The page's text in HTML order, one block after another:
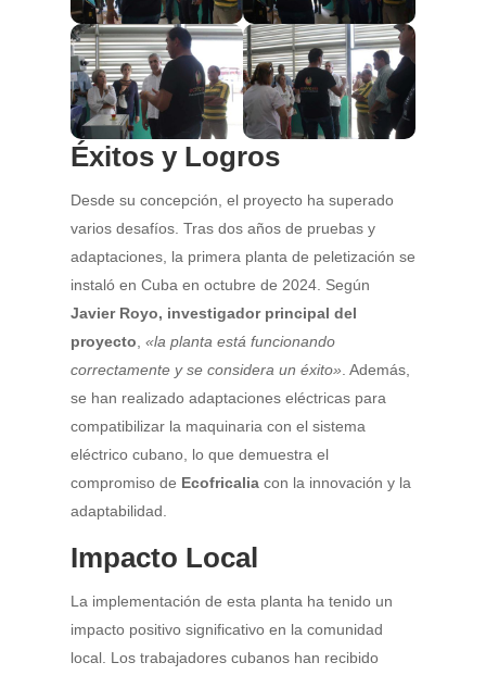
Éxitos y Logros
Desde su concepción, el proyecto ha superado
varios desafíos. Tras dos años de pruebas y
adaptaciones, la primera planta de peletización se
instaló en Cuba en octubre de 2024. Según
Javier Royo, investigador principal del
proyecto, «la planta está funcionando
correctamente y se considera un éxito». Además,
se han realizado adaptaciones eléctricas para
compatibilizar la maquinaria con el sistema
eléctrico cubano, lo que demuestra el
compromiso de Ecofricalia con la innovación y la
adaptabilidad.
Impacto Local
La implementación de esta planta ha tenido un
impacto positivo significativo en la comunidad
local. Los trabajadores cubanos han recibido